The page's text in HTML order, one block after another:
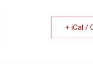
+ iCal /